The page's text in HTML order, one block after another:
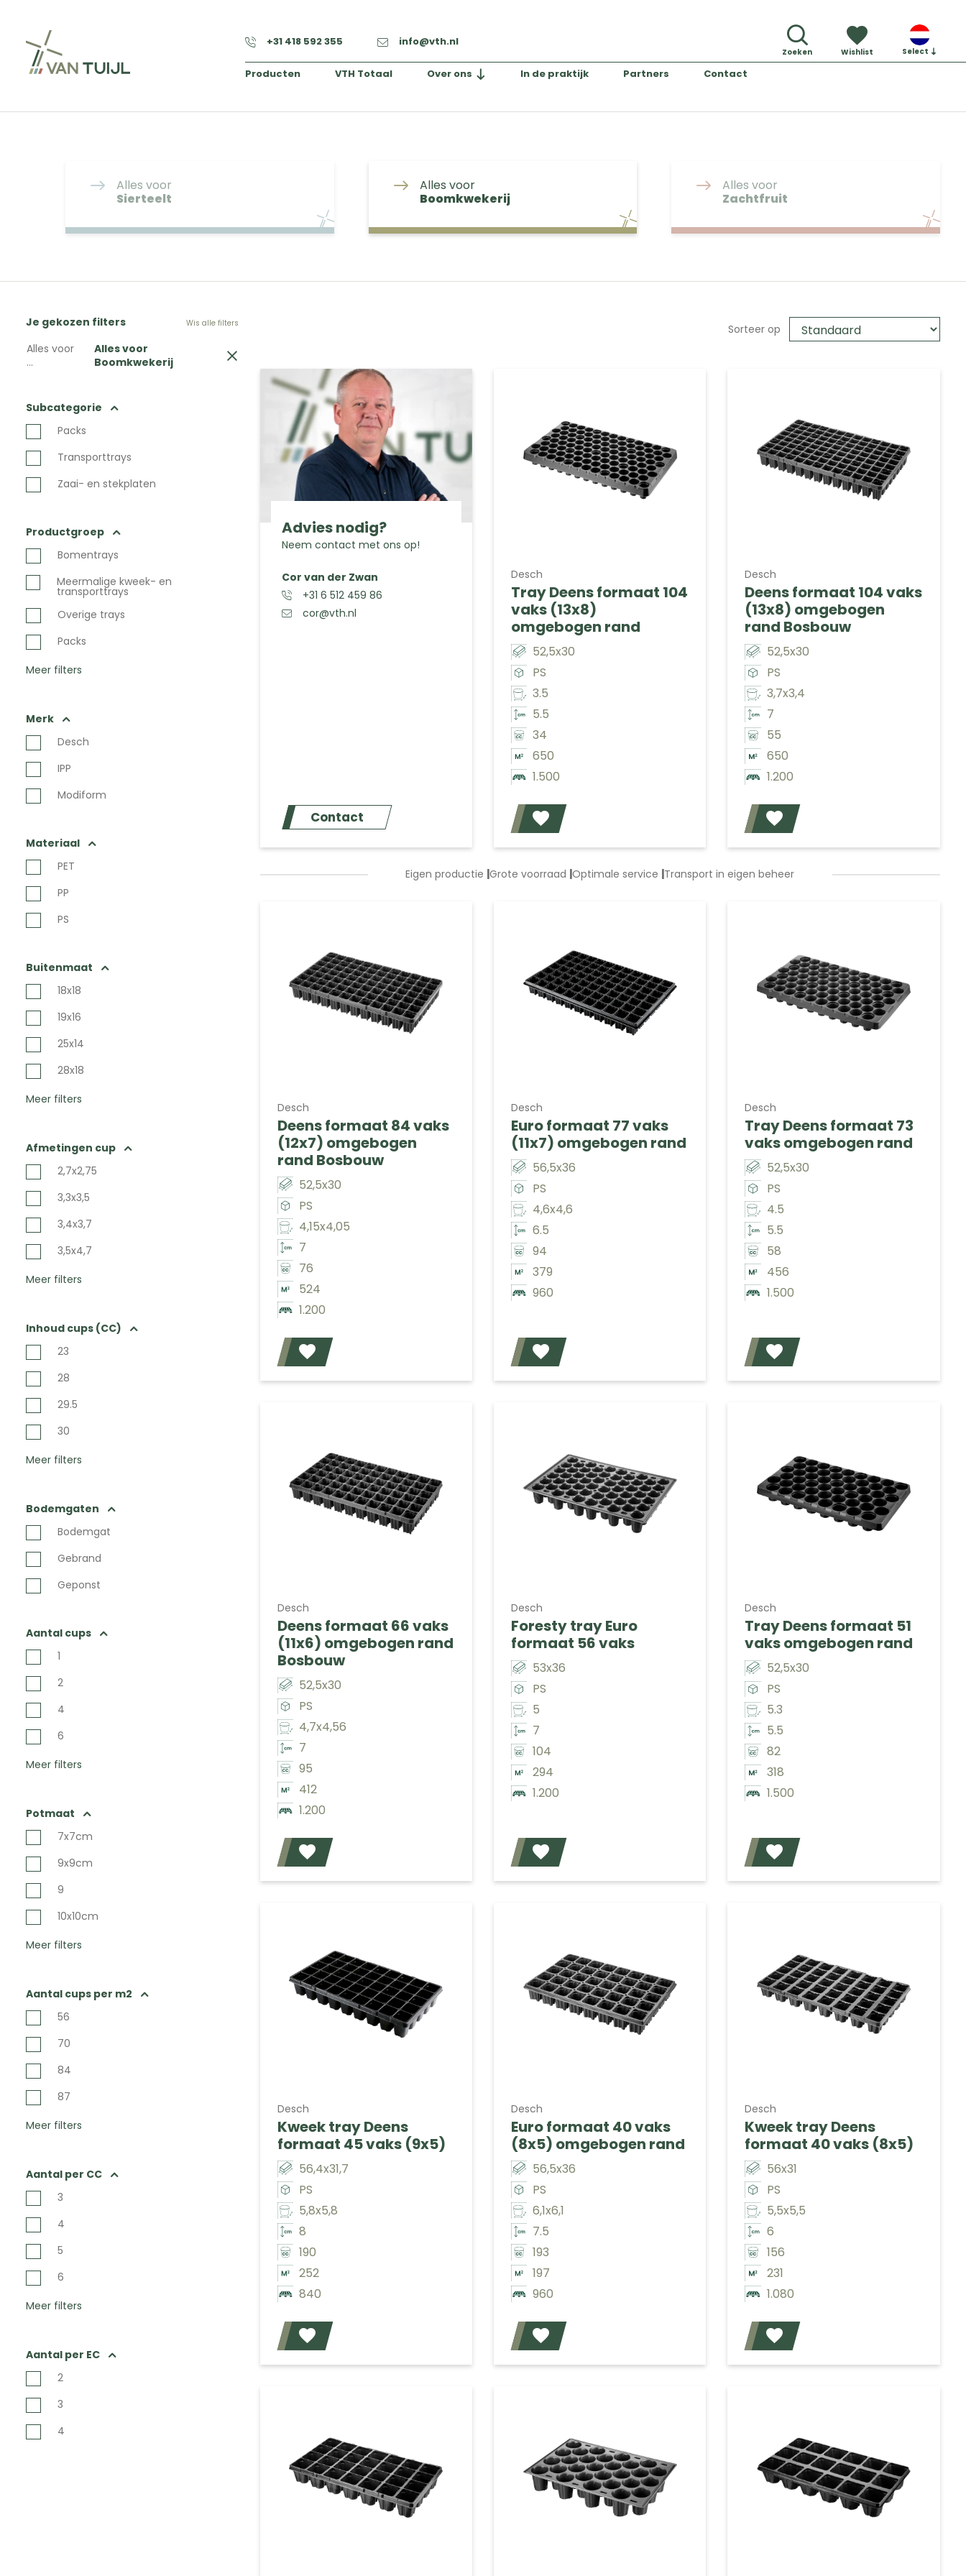
+31 418 592 355 info@vth.nl
Zoeken Wishlist Select
Producten VTH Totaal Over ons In de praktijk Partners Contact
Alles voor
Sierteelt
Alles voor
Boomkwekerij
Alles voor
Zachtfruit
Je gekozen filters Wis alle filters
Alles voor
...
Alles voor
Boomkwekerij
Subcategorie
Packs
Transporttrays
Zaai- en stekplaten
Productgroep
Bomentrays
Meermalige kweek- en
transporttrays
Overige trays
Packs
Meer filters
Merk
Desch
IPP
Modiform
Materiaal
PET
PP
PS
Buitenmaat
18x18
19x16
25x14
28x18
Meer filters
Afmetingen cup
2,7x2,75
3,3x3,5
3,4x3,7
3,5x4,7
Meer filters
Inhoud cups (CC)
23
28
29.5
30
Meer filters
Bodemgaten
Bodemgat
Gebrand
Geponst
Aantal cups
1
2
4
6
Meer filters
Potmaat
7x7cm
9x9cm
9
10x10cm
Meer filters
Aantal cups per m2
56
70
84
87
Meer filters
Aantal per CC
3
4
5
6
Meer filters
Aantal per EC
2
3
4
Sorteer op
Advies nodig?
Neem contact met ons op!
Cor van der Zwan
+31 6 512 459 86
cor@vth.nl
Contact
Desch
Tray Deens formaat 104
vaks (13x8)
omgebogen rand
52,5x30
PS
3.5
5.5
34
650
1.500
Desch
Deens formaat 104 vaks
(13x8) omgebogen
rand Bosbouw
52,5x30
PS
3,7x3,4
7
55
650
1.200
Eigen productie |Grote voorraad |Optimale service Transport in eigen beheer
Desch
Deens formaat 84 vaks
(12x7) omgebogen
rand Bosbouw
52,5x30
PS
4,15x4,05
7
76
524
1.200
Desch
Euro formaat 77 vaks
(11x7) omgebogen rand
56,5x36
PS
4,6x4,6
6.5
94
379
960
Desch
Tray Deens formaat 73
vaks omgebogen rand
52,5x30
PS
4.5
5.5
58
456
1.500
Desch
Deens formaat 66 vaks
(11x6) omgebogen rand
Bosbouw
52,5x30
PS
4,7x4,56
7
95
412
1.200
Desch
Foresty tray Euro
formaat 56 vaks
53x36
PS
5
7
104
294
1.200
Desch
Tray Deens formaat 51
vaks omgebogen rand
52,5x30
PS
5.3
5.5
82
318
1.500
Desch
Kweek tray Deens
formaat 45 vaks (9x5)
56,4x31,7
PS
5,8x5,8
8
190
252
840
Desch
Euro formaat 40 vaks
(8x5) omgebogen rand
56,5x36
PS
6,1x6,1
7.5
193
197
960
Desch
Kweek tray Deens
formaat 40 vaks (8x5)
56x31
PS
5,5x5,5
6
156
231
1.080